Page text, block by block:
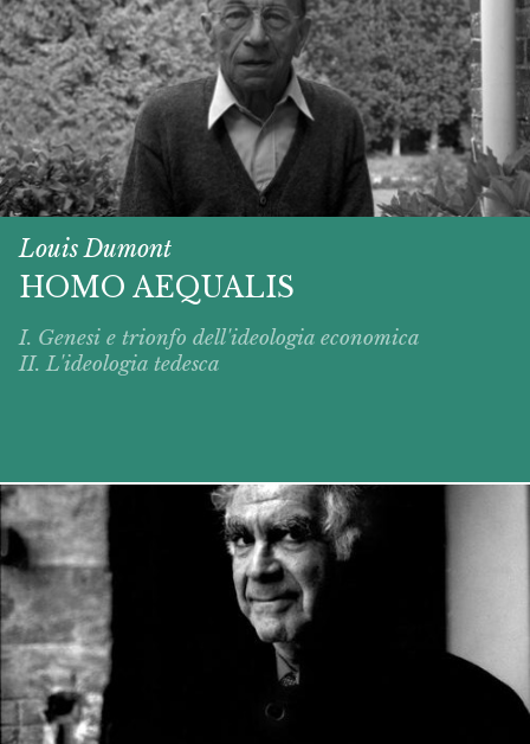
Louis Dumont
HOMO AEQUALIS
I. Genesi e trionfo dell'ideologia economica
II. L'ideologia tedesca